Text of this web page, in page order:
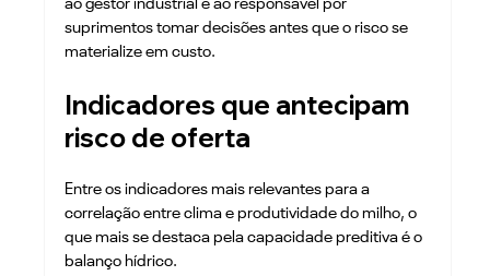
ao gestor industrial e ao responsável por
suprimentos tomar decisões antes que o risco se
materialize em custo.
Indicadores que antecipam
risco de oferta
Entre os indicadores mais relevantes para a
correlação entre clima e produtividade do milho, o
que mais se destaca pela capacidade preditiva é o
balanço hídrico.